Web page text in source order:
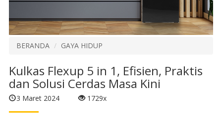
BERANDA GAYA HIDUP
Kulkas Flexup 5 in 1, Efisien, Praktis
dan Solusi Cerdas Masa Kini
3 Maret 2024 1729x